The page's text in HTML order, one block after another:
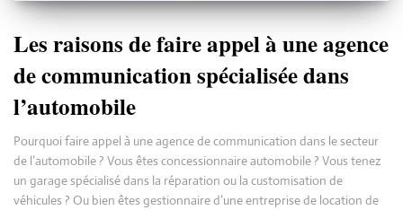
Les raisons de faire appel à une agence
de communication spécialisée dans
l’automobile
Pourquoi faire appel à une agence de communication dans le secteur
de l’automobile ? Vous êtes concessionnaire automobile ? Vous tenez
un garage spécialisé dans la réparation ou la customisation de
véhicules ? Ou bien êtes gestionnaire d’une entreprise de location de